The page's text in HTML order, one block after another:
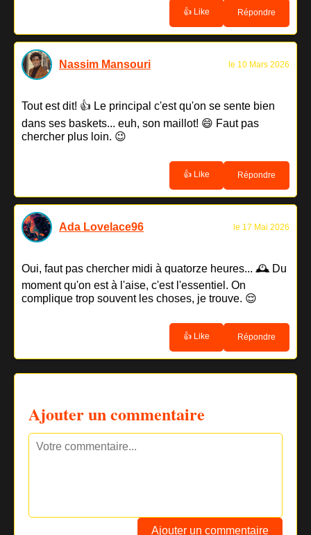
👍 Like Répondre
Nassim Mansouri le 10 Mars 2026
Tout est dit! 👍 Le principal c'est qu'on se sente bien
dans ses baskets... euh, son maillot! 😄 Faut pas
chercher plus loin. 😉
👍 Like Répondre
Ada Lovelace96 le 17 Mai 2026
Oui, faut pas chercher midi à quatorze heures... 🕰️ Du
moment qu'on est à l'aise, c'est l'essentiel. On
complique trop souvent les choses, je trouve. 😌
👍 Like Répondre
Ajouter un commentaire
Ajouter un commentaire